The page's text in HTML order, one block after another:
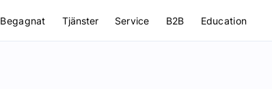
Begagnat Tjänster Service B2B Education